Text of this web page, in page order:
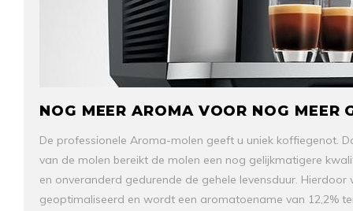
NOG MEER AROMA VOOR NOG MEER
De professionele Aroma-molen geeft u uniek koffiegenot.
van de molen bereikt de molen een nog gelijkmatigere
en onveranderd gedurende de gehele levensduur.
geoptimaliseerd en wordt een aromatoename van 12,2%